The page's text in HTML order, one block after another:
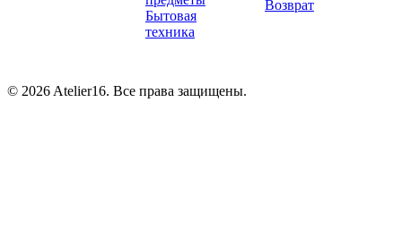
Бытовая
техника
Возврат
© 2026 Atelier16. Все права защищены.